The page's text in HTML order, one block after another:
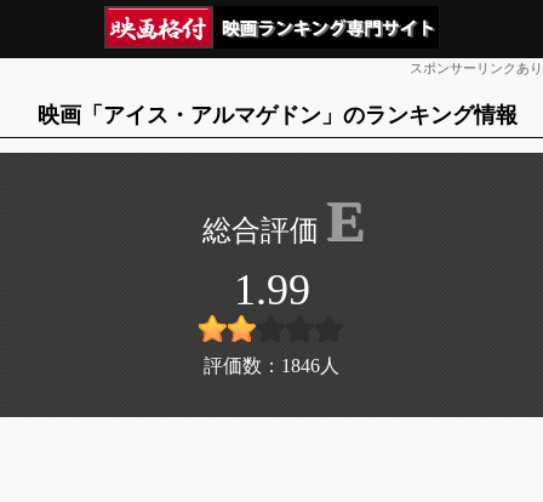
スポンサーリンクあり
映画「アイス・アルマゲドン」のランキング情報
E
1.99
評価数： 1846 人